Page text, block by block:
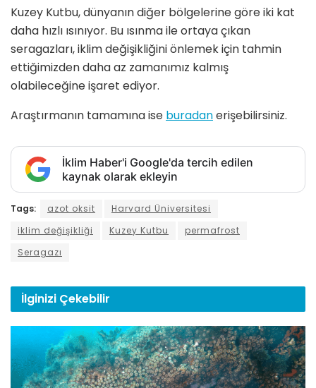
Kuzey Kutbu, dünyanın diğer bölgelerine göre iki kat
daha hızlı ısınıyor. Bu ısınma ile ortaya çıkan
seragazları, iklim değişikliğini önlemek için tahmin
ettiğimizden daha az zamanımız kalmış
olabileceğine işaret ediyor.
Araştırmanın tamamına ise buradanerişebilirsiniz.
İklim Haber'i Google'da tercih edilen
kaynak olarak ekleyin
Tags: azot oksit
Harvard Üniversitesi
iklim değişikliği
Kuzey Kutbu
permafrost
Seragazı
İlginizi Çekebilir